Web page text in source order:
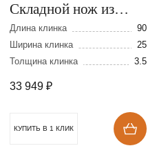
Складной нож из
стали S390 в
нержавеющих
обкладках
Длина клинка
90
Ширина клинка
25
Толщина клинка
3.5
33 949 ₽
КУПИТЬ В 1 КЛИК